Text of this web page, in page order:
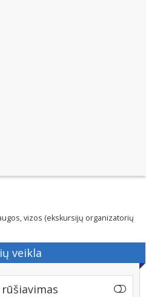
vizos (ekskursijų organizatorių
veikla